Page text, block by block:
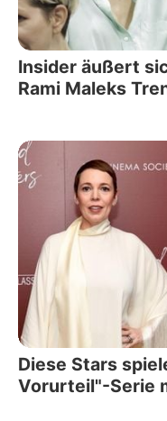
Insider äußert
Rami Maleks
Diese Stars
Vorurteil"-Serie